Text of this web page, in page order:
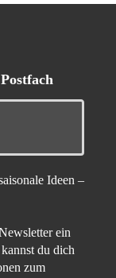
Ideen –
ein
du dich
zum